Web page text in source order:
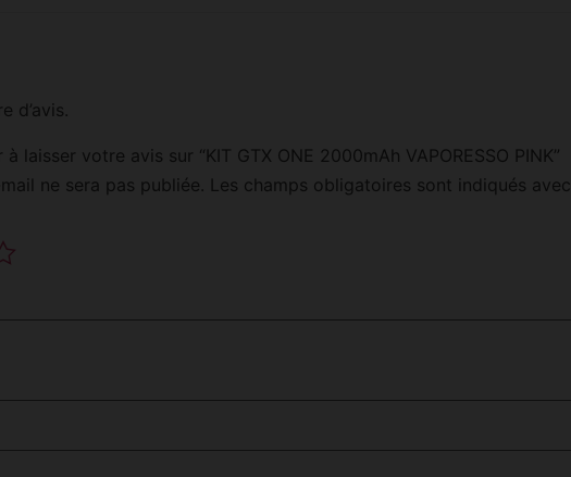
d’avis.
laisser votre avis sur “KIT GTX ONE 2000mAh VAPORESSO PINK”
ne sera pas publiée. Les champs obligatoires sont indiqués avec